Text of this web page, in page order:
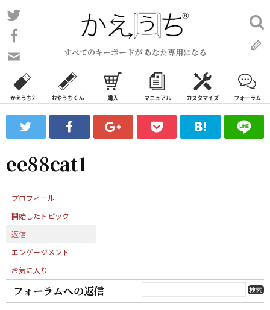
コ
ン
ン
ツ
ス
ッ
すべてのキーボードが あなた専用になる
い
合
わ
フ
ォ
ム
検
索:
かえうち2 おやうちくん 購入 マニュアル カスタマイズ フォーラム
ee88cat1
プロフィール
開始したトピック
返信
エンゲージメント
お気に入り
フォーラムへの返信